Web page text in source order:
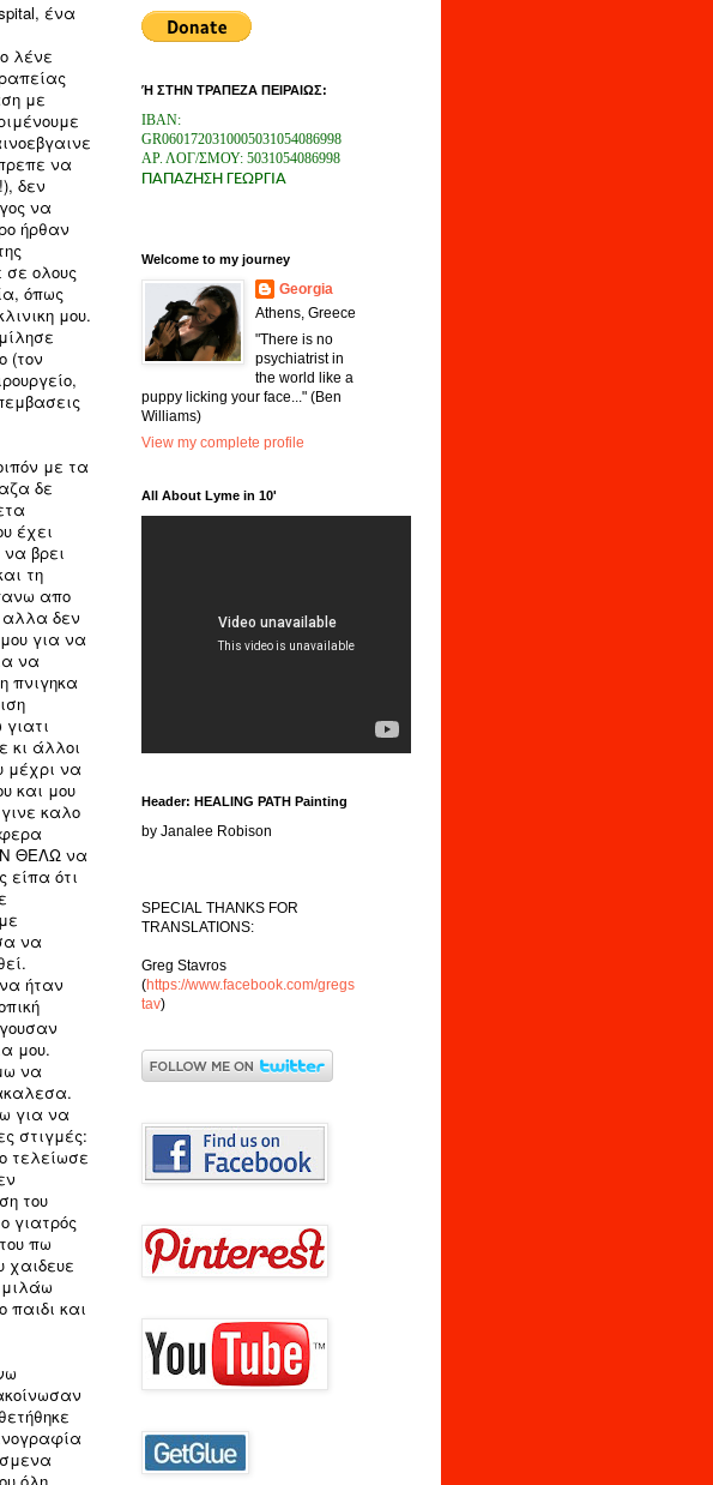
ένα
λένε
με
να
δεν
να
ήρθαν
σε ολους
όπως
μου.
(τον
με τα
δε
έχει
βρει
τη
απο
αλλα δεν
για να
να
πνιγηκα
κι άλλοι
μέχρι να
και μου
καλο
ΘΕΛΩ να
είπα ότι
να
ήταν
μου.
να
για να
στιγμές:
τελείωσε
του
γιατρός
πω
χαιδευε
και
Ή ΣΤΗΝ TΡΑΠΕΖΑ ΠΕΙΡΑΙΩΣ:
IBAN:
GR0601720310005031054086998
ΑΡ. ΛΟΓ/ΣΜΟΥ: 5031054086998
ΠΑΠΑΖΗΣΗ ΓΕΩΡΓΙΑ
Welcome to my journey
Georgia
Athens, Greece
"There is no
psychiatrist in
the world like a
puppy licking your face..." (Ben
Williams)
View my complete profile
All About Lyme in 10'
Header: HEALING PATH Painting
by Janalee Robison
SPECIAL THANKS FOR
TRANSLATIONS:
Greg Stavros
(https://www.facebook.com/gregs
tav)